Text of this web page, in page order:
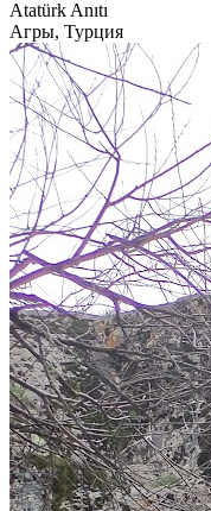
Atatürk Anıtı
Агры, Турция